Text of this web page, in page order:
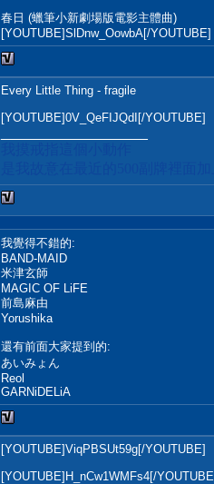
春日 (蠟筆小新劇場版電影主體曲)
[YOUTUBE]SlDnw_OowbA[/YOUTUBE]
Every Little Thing - fragile
[YOUTUBE]0V_QeFIJQdI[/YOUTUBE]
我覺得不錯的:
BAND-MAID
米津玄師
MAGIC OF LiFE
前島麻由
Yorushika
還有前面大家提到的:
あいみょん
Reol
GARNiDELiA
[YOUTUBE]ViqPBSUt59g[/YOUTUBE]
[YOUTUBE]H_nCw1WMFs4[/